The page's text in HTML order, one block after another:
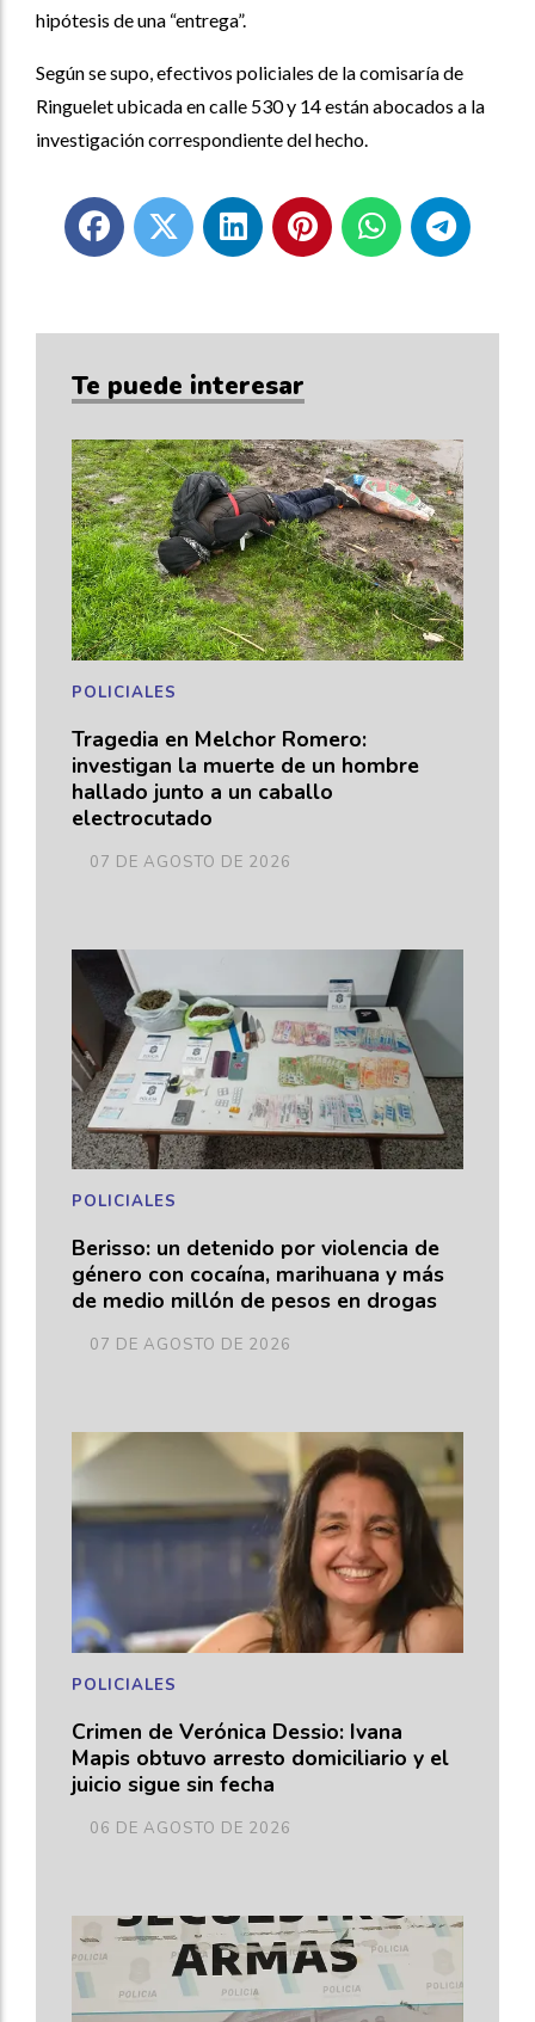
hipótesis de una “entrega”.
Según se supo, efectivos policiales de la comisaría de
Ringuelet ubicada en calle 530 y 14 están abocados a la
investigación correspondiente del hecho.
Te puede interesar
Tragedia en Melchor Romero:
investigan la muerte de un hombre
hallado junto a un caballo
electrocutado
POLICIALES
07 DE AGOSTO DE 2026
Berisso: un detenido por violencia de
género con cocaína, marihuana y más
de medio millón de pesos en drogas
POLICIALES
07 DE AGOSTO DE 2026
Crimen de Verónica Dessio: Ivana
Mapis obtuvo arresto domiciliario y el
juicio sigue sin fecha
POLICIALES
06 DE AGOSTO DE 2026